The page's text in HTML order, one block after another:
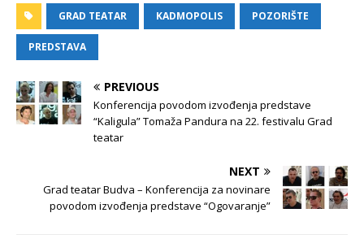
GRAD TEATAR KADMOPOLIS POZORIŠTE
PREDSTAVA
PREVIOUS
Konferencija povodom izvođenja predstave
“Kaligula” Tomaža Pandura na 22. festivalu Grad
teatar
NEXT
Grad teatar Budva – Konferencija za novinare
povodom izvođenja predstave “Ogovaranje”